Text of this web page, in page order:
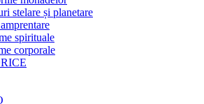
stelare și planetare
spirituale
corporale